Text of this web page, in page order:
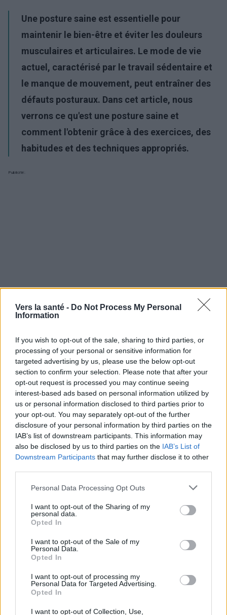
Vers la santé - Do Not Process My Personal
Information
If you wish to opt-out of the sale, sharing to third parties, or
processing of your personal or sensitive information for
targeted advertising by us, please use the below opt-out
section to confirm your selection. Please note that after your
opt-out request is processed you may continue seeing
interest-based ads based on personal information utilized by
us or personal information disclosed to third parties prior to
your opt-out. You may separately opt-out of the further
disclosure of your personal information by third parties on the
IAB’s list of downstream participants. This information may
also be disclosed by us to third parties on the IAB’s List of
Downstream Participants that may further disclose it to other
Please note that this website/app uses one or more Google
not limited to your visit or usage behaviour. You may click to
grant or deny consent to Google and its third-party tags to
use your data for below specified purposes in below Google
consent section.
Personal Data Processing Opt Outs
I want to opt-out of the Sharing of my
personal data.
Opted In
I want to opt-out of the Sale of my
Personal Data.
Opted In
I want to opt-out of processing my
Personal Data for Targeted Advertising.
Opted In
I want to opt-out of Collection, Use,
Une posture saine est essentielle pour
maintenir le bien-être et éviter les douleurs
musculaires et articulaires. Le mode de vie
actuel, caractérisé par le travail sédentaire et
le manque de mouvement, peut entraîner des
défauts posturaux. Dans cet article, nous
verrons ce qu'est une posture saine et
comment l'obtenir grâce à des exercices, des
habitudes et des techniques appropriés.
Publicité:
Utile? Partagez-le sur Facebook!
Vous voulez rester informé ? Suivez-
nous sur
G oogle
News
EN RAPPORT
Sujets Activité physique Défauts posturaux
Les conséquences d'une mauvaise attitude
Physiothérapie
Voir aussi en english deutsch español polskim